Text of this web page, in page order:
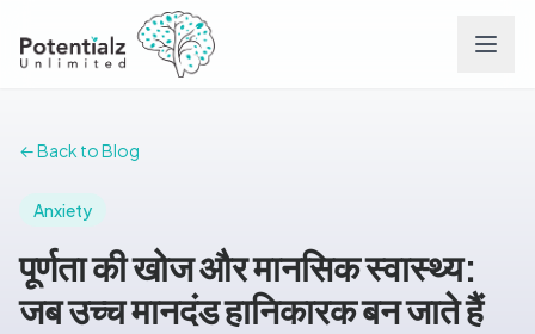
Careers
← Back to Blog
Anxiety
पूर्णता की खोज और मानसिक स्वास्थ्य:
जब उच्च मानदंड हानिकारक बन जाते हैं